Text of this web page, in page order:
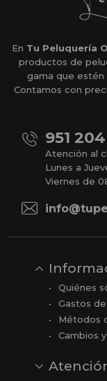
En Tu Peluquería
productos de
gama que estén
Contamos con
951
Atención al
Lunes a
Viernes de
Quiénes
Gastos
Métodos
Cambios